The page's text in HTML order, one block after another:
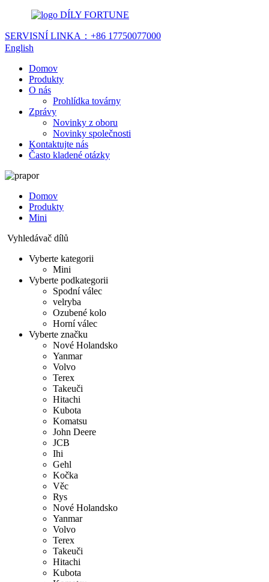
DÍLY FORTUNE
SERVISNÍ LINKA： +86 17750077000
English
Domov
Produkty
O nás
Prohlídka továrny
Zprávy
Novinky z oboru
Novinky společnosti
Kontaktujte nás
Často kladené otázky
Domov
Produkty
Mini
Vyhledávač dílů
Vyberte kategorii
Mini
Vyberte podkategorii
Spodní válec
velryba
Ozubené kolo
Horní válec
Vyberte značku
Nové Holandsko
Yanmar
Volvo
Terex
Takeuči
Hitachi
Kubota
Komatsu
John Deere
JCB
Ihi
Gehl
Kočka
Věc
Rys
Nové Holandsko
Yanmar
Volvo
Terex
Takeuči
Hitachi
Kubota